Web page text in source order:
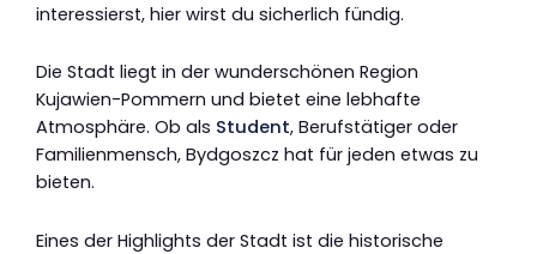
interessierst, hier wirst du sicherlich fündig.
Die Stadt liegt in der wunderschönen Region
Kujawien-Pommern und bietet eine lebhafte
Atmosphäre. Ob als Student, Berufstätiger oder
Familienmensch, Bydgoszcz hat für jeden etwas zu
bieten.
Eines der Highlights der Stadt ist die historische